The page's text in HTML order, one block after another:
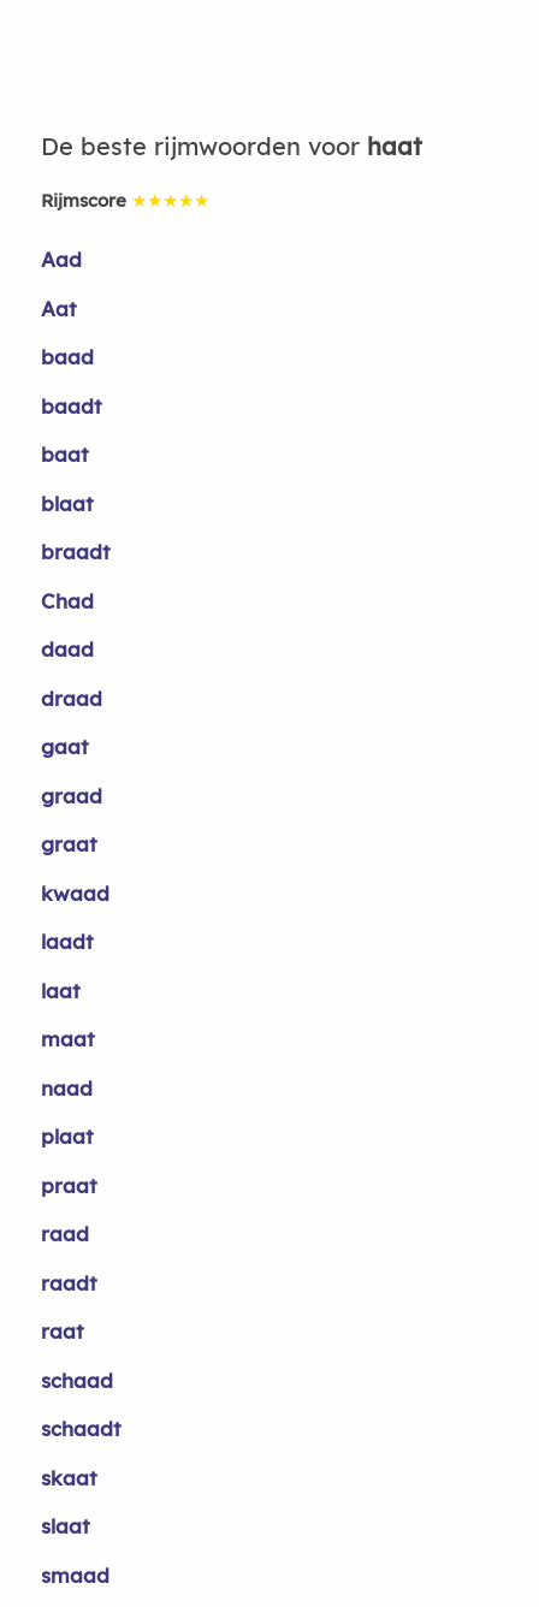
De beste rijmwoorden voor haat
Rijmscore ★★★★★
Aad
Aat
baad
baadt
baat
blaat
braadt
Chad
daad
draad
gaat
graad
graat
kwaad
laadt
laat
maat
naad
plaat
praat
raad
raadt
raat
schaad
schaadt
skaat
slaat
smaad